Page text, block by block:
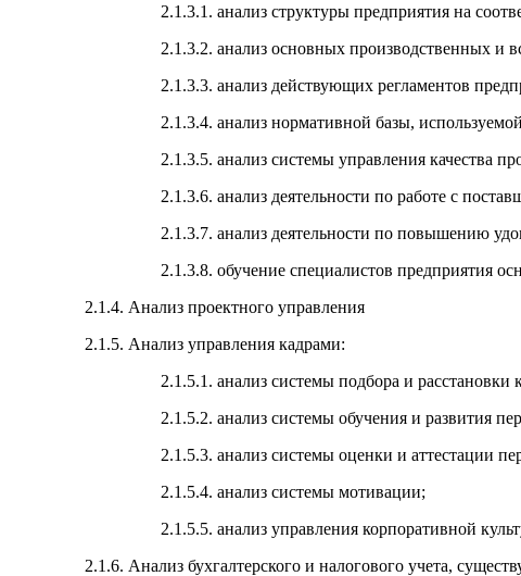
2.1.3.1. анализ структуры предприятия на
2.1.3.2. анализ основных производственных и
2.1.3.3. анализ действующих регламентов
2.1.3.4. анализ нормативной базы,
2.1.3.5. анализ системы управления качества
2.1.3.6. анализ деятельности по работе с
2.1.3.7. анализ деятельности по повышению
2.1.3.8. обучение специалистов предприятия
2.1.4. Анализ проектного управления
2.1.5. Анализ управления кадрами:
2.1.5.1. анализ системы подбора и расстановки
2.1.5.2. анализ системы обучения и развития
2.1.5.3. анализ системы оценки и аттестации
2.1.5.4. анализ системы мотивации;
2.1.5.5. анализ управления корпоративной
2.1.6. Анализ бухгалтерского и налогового учета,